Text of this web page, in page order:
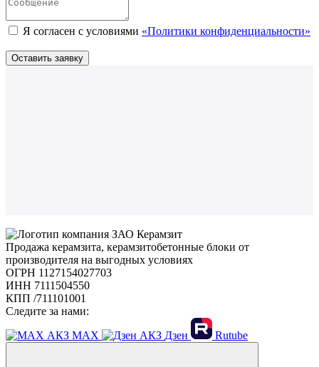
Я согласен с условиями «Политики конфиденциальности»
Продажа керамзита, керамзитобетонные блоки от
производителя на выгодных условиях
ОГРН 1127154027703
ИНН 7111504550
КПП /711101001
Следите за нами:
MAX
Дзен Rutube